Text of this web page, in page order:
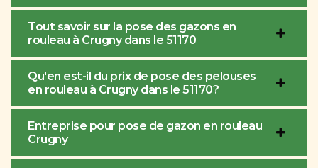
Tout savoir sur la pose des gazons en
rouleau à Crugny dans le 51170
Qu'en est-il du prix de pose des pelouses
en rouleau à Crugny dans le 51170?
Entreprise pour pose de gazon en rouleau
Crugny